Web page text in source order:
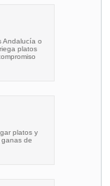
Andalucía o
platos
platos y
de